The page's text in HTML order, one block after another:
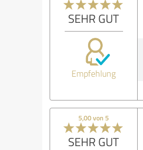
SEHR GUT
Empfehlung
5,00 von 5
SEHR GUT